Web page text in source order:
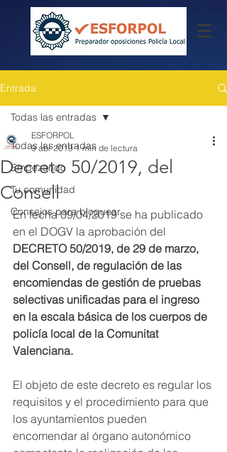
Entrada
Todas las entradas
Empezando
Tu comunidad
Consejos para bloguear
Todas las entradas
Decreto 50/2019, del
Consell
ESFORPOL
9 abr 2019 1 min de lectura
En fecha 09/04/2019 se ha publicado
en el DOGV la aprobación del
DECRETO 50/2019, de 29 de marzo,
del Consell, de regulación de las
encomiendas de gestión de pruebas
selectivas unificadas para el ingreso
en la escala básica de los cuerpos de
policía local de la Comunitat
Valenciana.
El objeto de este decreto es regular los
requisitos y el procedimiento para que
los ayuntamientos pueden
encomendar al órgano autonómico